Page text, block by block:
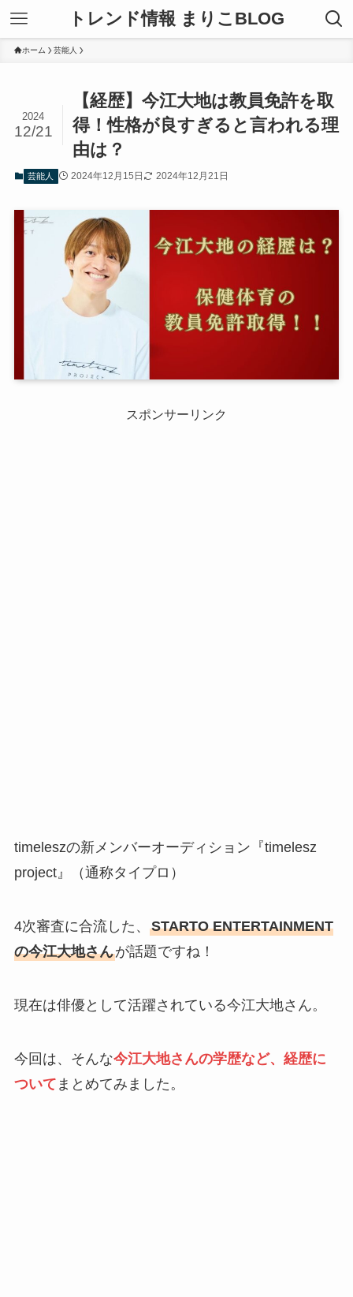
トレンド情報 まりこBLOG
ホーム 芸能人
【経歴】今江大地は教員免許を取
得！性格が良すぎると言われる理
由は？
2024
12/21
芸能人 2024年12月15日 2024年12月21日
スポンサーリンク
timeleszの新メンバーオーディション『timelesz
project』（通称タイプロ）
4次審査に合流した、 STARTO ENTERTAINMENT
の今江大地さんが話題ですね！
現在は俳優として活躍されている今江大地さん。
今回は、そんな今江大地さんの学歴など、経歴に
ついて まとめてみました。